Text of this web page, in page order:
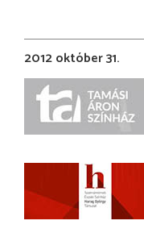
2012 október 31.